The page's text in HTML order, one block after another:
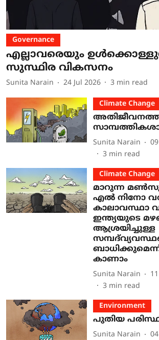
Governance
എല്ലാവരെയും
സുസ്ഥിര വികസനം
Sunita Narain 24 Jul 2026 3 min read
Climate Change
Sunita Narain
3 min read
Climate Change
മാറുന്ന
എൽ നിനോ
കാലാവസ്ഥാ
ഇന്ത്യയുടെ
ആശ്രയിച്ചുള്ള
കാണാം
Sunita Narain
3 min read
Environment
പുതിയ
Sunita Narain